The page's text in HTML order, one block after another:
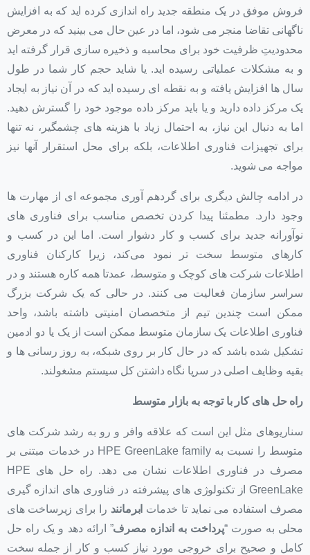
فروش موفق در یک منطقه جدید راه اندازی کرده اید که به افزایش
ناگهانی تقاضا منجر می شود، اما در عین حال می بینید که در معرض
محدودیتِ ظرفیت خود برای محاسبه و ذخیره سازی قرار گرفته اید
و به مشکلات عملیاتی رسیده اید. یا شاید حجم کار شما در طول
سال ها افزایش یافته و به نقطه ای رسیده اید که در آن نیاز به ایجاد
یک مرکز داده دارید و یا باید مرکز داده موجود خود را گسترش دهید.
اما به دنبال این نیاز، به احتمال زیاد با هزینه های چشمگیر، نه تنها
برای تجهیزات فناوری اطلاعات، بلکه برای محل استقرار آنها نیز
مواجه می شوید.
در ادامه چالش دیگری برای گردهم آوری مجموعه ای از مهارت ها
وجود دارد. مطمئنا پیدا کردن تخصص مناسب برای فناوری های
نوآورانه جدید برای کسب و کار دشوار است. اما این در کسب و
کارهای متوسط سخت تر نمود می‌کند، زیرا کارکنان فناوری
اطلاعات شرکت های کوچک و متوسط، عمدتا همه کاره هستند و در
سراسر سازمان فعالیت می کنند. در حالی که یک شرکت بزرگ
ممکن است چندین تیم از متخصصان امنیتی داشته باشد، واحد
فناوری اطلاعات یک سازمان متوسط ممکن است از یک یا دو ادمین
تشکیل شده باشد که در حال کار بر روی شبکه، به روز رسانی ها و
بقیه وظایف اصلی در سرپا نگاه داشتن کل سیستم مشغولند.
راه حل های کار با توجه به بازار متوسط
سناریوهای مثل این است که علاقه وافر و رو به رشد شرکت های
متوسط را نسبت به HPE GreenLake family در خدمات مبتنی بر
مصرف در فناوری اطلاعات نشان می دهد. راه حل های HPE
GreenLake از تکنولوژی های پیشرفته در فناوری های اندازه گیری
مصرف استفاده می نماید تا خدمات ابرمانند را برای زیرساخت های
محلی به صورت “پرداخت به اندازه مصرف” ارائه دهد و یک راه حل
کامل و صحیح برای خروجی مورد نیاز کسب و کار از جمله سخت